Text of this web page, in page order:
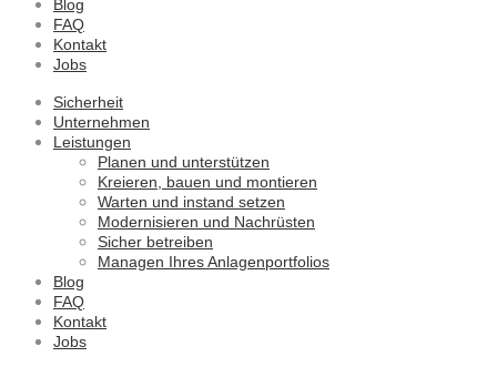
Blog
FAQ
Kontakt
Jobs
Sicherheit
Unternehmen
Leistungen
Planen und unterstützen
Kreieren, bauen und montieren
Warten und instand setzen
Modernisieren und Nachrüsten
Sicher betreiben
Managen Ihres Anlagenportfolios
Blog
FAQ
Kontakt
Jobs